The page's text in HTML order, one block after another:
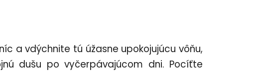
a vdýchnite tú úžasne upokojujúcu vôňu,
dušu po vyčerpávajúcom dni. Pocíťte